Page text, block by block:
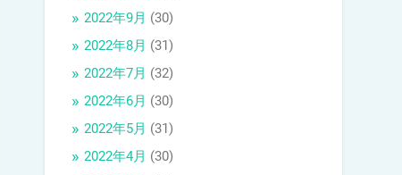
2022年9月 (30)
2022年8月 (31)
2022年7月 (32)
2022年6月 (30)
2022年5月 (31)
2022年4月 (30)